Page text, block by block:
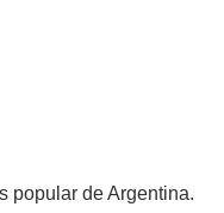
popular de Argentina.